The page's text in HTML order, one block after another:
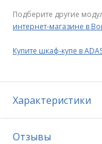
Подберите другие
интернет-магазине в
Купите шкаф-купе в
Характеристики
Отзывы